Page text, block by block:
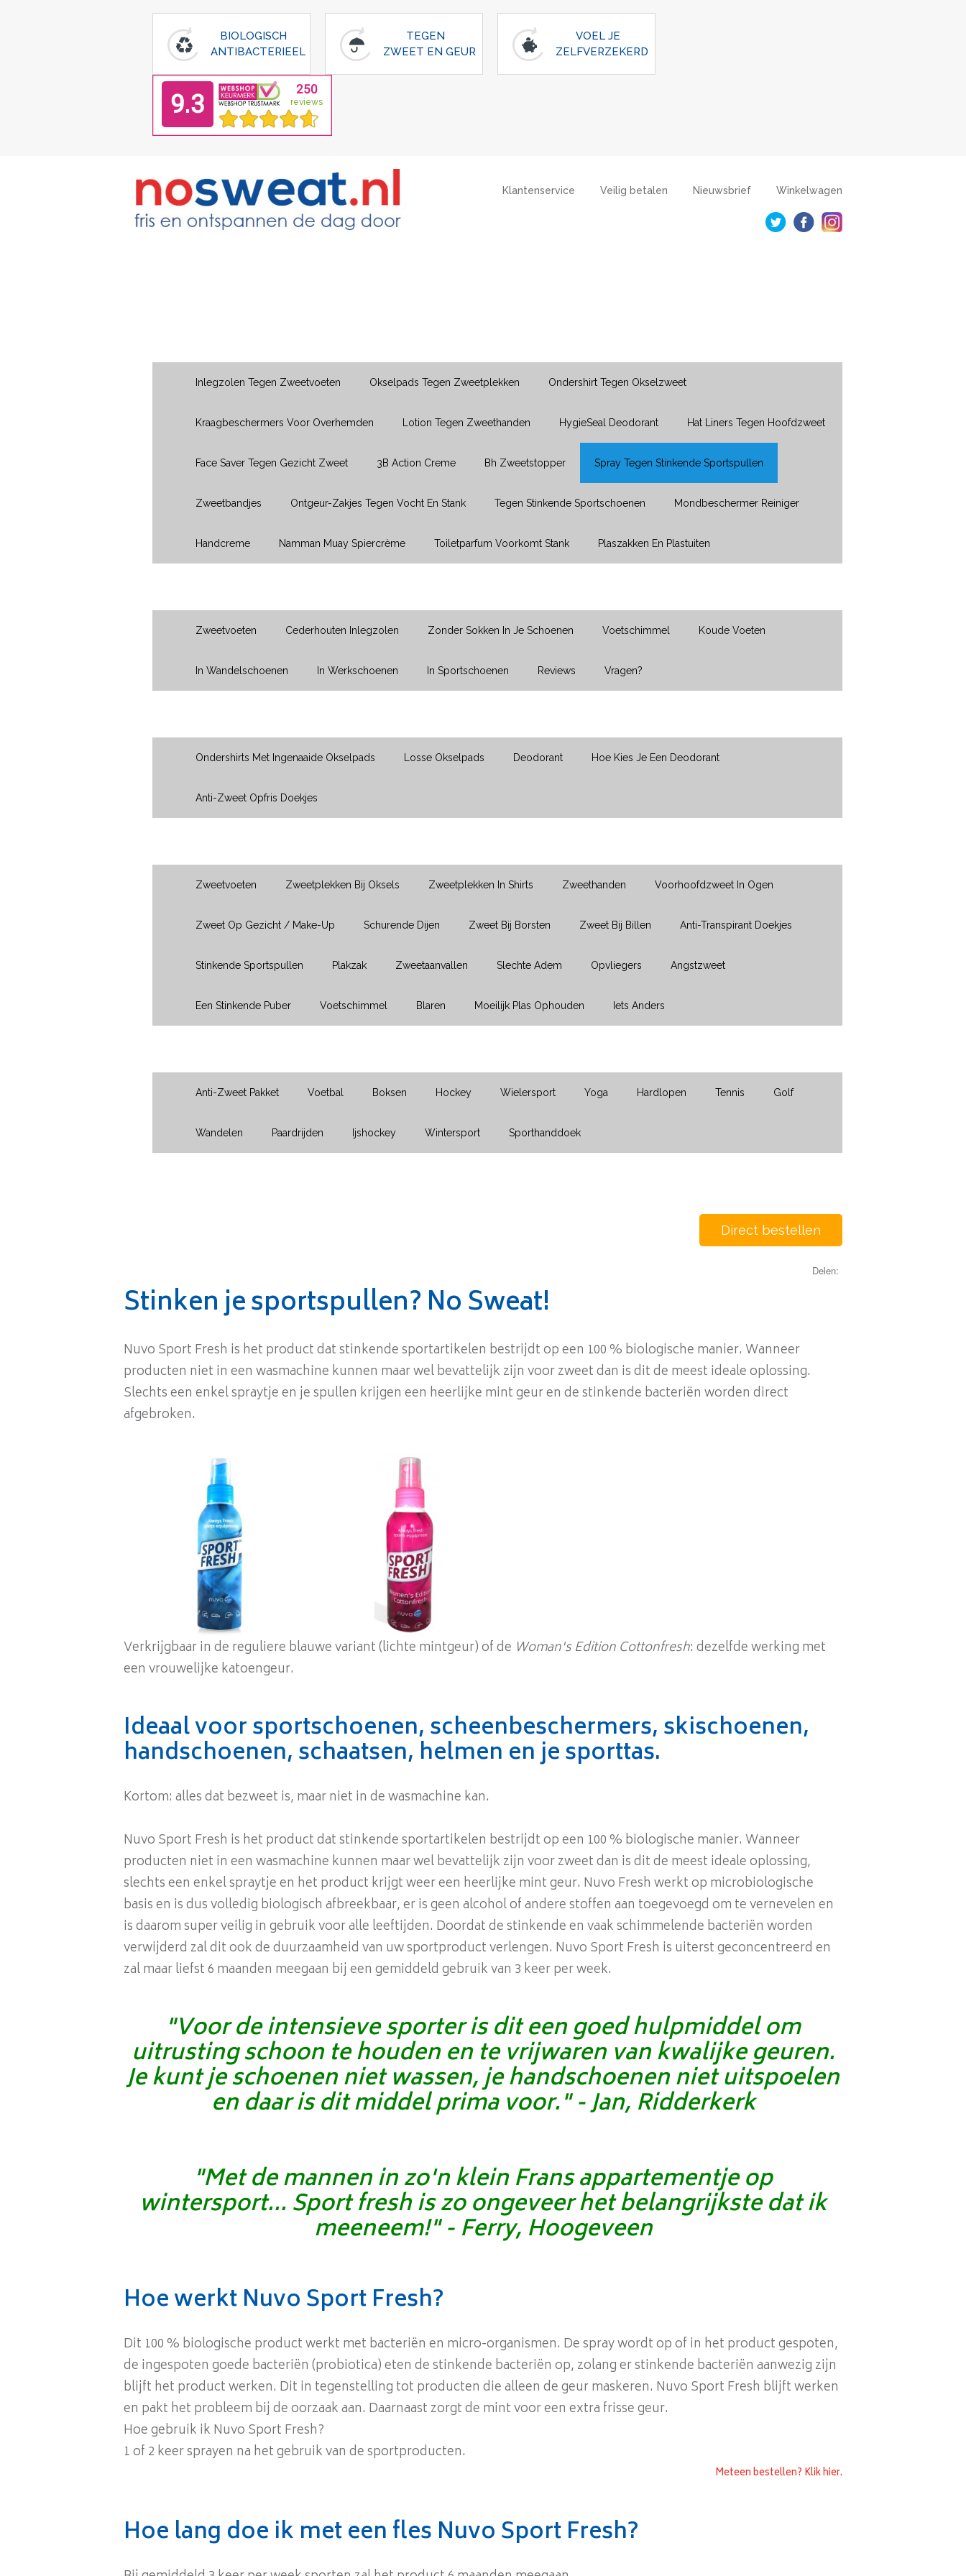
BIOLOGISCH
ANTIBACTERIEEL
TEGEN
ZWEET EN GEUR
VOEL JE
ZELFVERZEKERD
Klantenservice Veilig betalen Nieuwsbrief Winkelwagen
Inlegzolen Tegen Zweetvoeten Okselpads Tegen Zweetplekken Ondershirt Tegen Okselzweet
Kraagbeschermers Voor Overhemden Lotion Tegen Zweethanden HygieSeal Deodorant Hat Liners Tegen Hoofdzweet
Face Saver Tegen Gezicht Zweet 3B Action Creme Bh Zweetstopper Spray Tegen Stinkende Sportspullen
Zweetbandjes Ontgeur-Zakjes Tegen Vocht En Stank Tegen Stinkende Sportschoenen Mondbeschermer Reiniger
Handcreme Namman Muay Spiercrème Toiletparfum Voorkomt Stank Plaszakken En Plastuiten
Zweetvoeten Cederhouten Inlegzolen Zonder Sokken In Je Schoenen Voetschimmel Koude Voeten
In Wandelschoenen In Werkschoenen In Sportschoenen Reviews Vragen?
Ondershirts Met Ingenaaide Okselpads Losse Okselpads Deodorant Hoe Kies Je Een Deodorant
Anti-Zweet Opfris Doekjes
Zweetvoeten Zweetplekken Bij Oksels Zweetplekken In Shirts Zweethanden Voorhoofdzweet In Ogen
Zweet Op Gezicht / Make-Up Schurende Dijen Zweet Bij Borsten Zweet Bij Billen Anti-Transpirant Doekjes
Stinkende Sportspullen Plakzak Zweetaanvallen Slechte Adem Opvliegers Angstzweet
Een Stinkende Puber Voetschimmel Blaren Moeilijk Plas Ophouden Iets Anders
Anti-Zweet Pakket Voetbal Boksen Hockey Wielersport Yoga Hardlopen Tennis Golf
Wandelen Paardrijden Ijshockey Wintersport Sporthanddoek
Direct bestellen
Delen:
Stinken je sportspullen? No Sweat!
Nuvo Sport Fresh is het product dat stinkende sportartikelen bestrijdt op een 100 % biologische manier. Wanneer
producten niet in een wasmachine kunnen maar wel bevattelijk zijn voor zweet dan is dit de meest ideale oplossing.
Slechts een enkel spraytje en je spullen krijgen een heerlijke mint geur en de stinkende bacteriën worden direct
afgebroken.
Verkrijgbaar in de reguliere blauwe variant (lichte mintgeur) of de Woman's Edition Cottonfresh: dezelfde werking met
een vrouwelijke katoengeur.
Ideaal voor sportschoenen, scheenbeschermers, skischoenen,
handschoenen, schaatsen, helmen en je sporttas.
Kortom: alles dat bezweet is, maar niet in de wasmachine kan.
Nuvo Sport Fresh is het product dat stinkende sportartikelen bestrijdt op een 100 % biologische manier. Wanneer
producten niet in een wasmachine kunnen maar wel bevattelijk zijn voor zweet dan is dit de meest ideale oplossing,
slechts een enkel spraytje en het product krijgt weer een heerlijke mint geur. Nuvo Fresh werkt op microbiologische
basis en is dus volledig biologisch afbreekbaar, er is geen alcohol of andere stoffen aan toegevoegd om te vernevelen en
is daarom super veilig in gebruik voor alle leeftijden. Doordat de stinkende en vaak schimmelende bacteriën worden
verwijderd zal dit ook de duurzaamheid van uw sportproduct verlengen. Nuvo Sport Fresh is uiterst geconcentreerd en
zal maar liefst 6 maanden meegaan bij een gemiddeld gebruik van 3 keer per week.
"Voor de intensieve sporter is dit een goed hulpmiddel om
uitrusting schoon te houden en te vrijwaren van kwalijke geuren.
Je kunt je schoenen niet wassen, je handschoenen niet uitspoelen
en daar is dit middel prima voor." - Jan, Ridderkerk
"Met de mannen in zo'n klein Frans appartementje op
wintersport... Sport fresh is zo ongeveer het belangrijkste dat ik
meeneem!" - Ferry, Hoogeveen
Hoe werkt Nuvo Sport Fresh?
Dit 100 % biologische product werkt met bacteriën en micro-organismen. De spray wordt op of in het product gespoten,
de ingespoten goede bacteriën (probiotica) eten de stinkende bacteriën op, zolang er stinkende bacteriën aanwezig zijn
blijft het product werken. Dit in tegenstelling tot producten die alleen de geur maskeren. Nuvo Sport Fresh blijft werken
en pakt het probleem bij de oorzaak aan. Daarnaast zorgt de mint voor een extra frisse geur.
Hoe gebruik ik Nuvo Sport Fresh?
1 of 2 keer sprayen na het gebruik van de sportproducten.
Meteen bestellen? Klik hier.
Hoe lang doe ik met een fles Nuvo Sport Fresh?